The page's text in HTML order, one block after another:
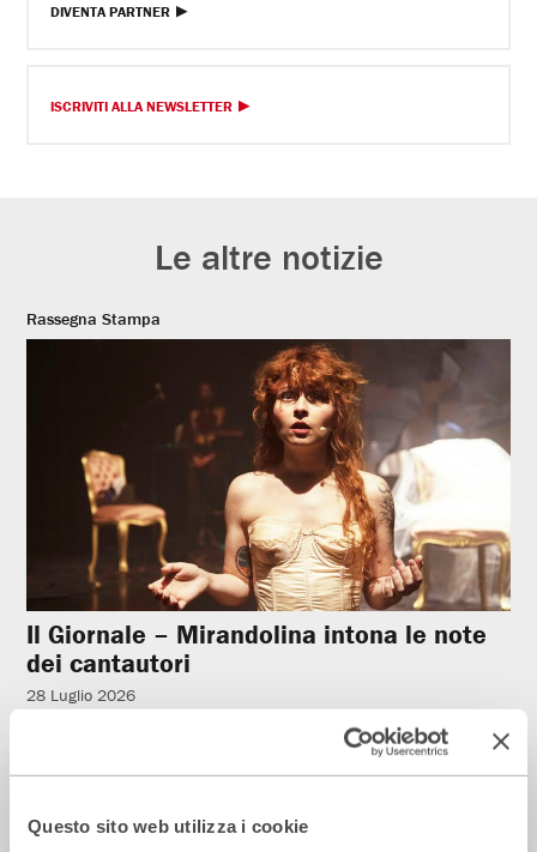
Questo sito web utilizza i cookie
DIVENTA PARTNER
ISCRIVITI ALLA NEWSLETTER
Le altre notizie
Rassegna Stampa
Il Giornale – Mirandolina intona le note
dei cantautori
28 Luglio 2026